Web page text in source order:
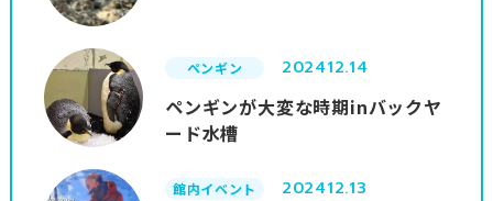
ペンギン 202412.14
ペンギンが大変な時期inバックヤ
ード水槽
館内イベント 202412.13